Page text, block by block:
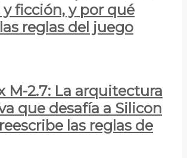
ficción, y por qué
reglas del juego
M-2.7: La arquitectura
que desafía a Silicon
las reglas de